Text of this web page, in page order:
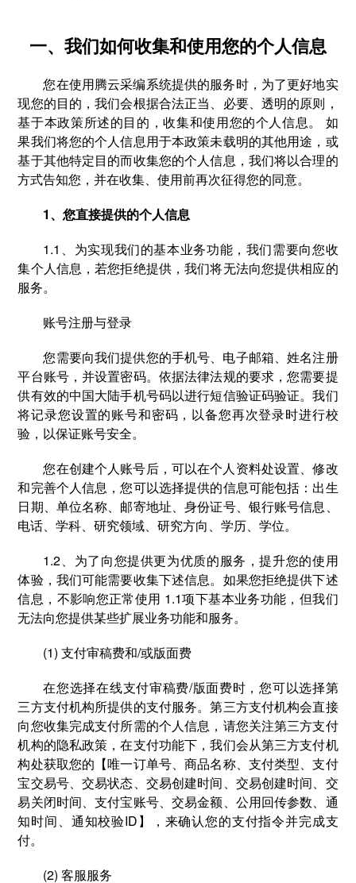
一、我们如何收集和使用您的个人信息
您在使用腾云采编系统提供的服务时，为了更好地实
现您的目的，我们会根据合法正当、必要、透明的原则，
基于本政策所述的目的，收集和使用您的个人信息。 如
果我们将您的个人信息用于本政策未载明的其他用途，或
基于其他特定目的而收集您的个人信息，我们将以合理的
方式告知您，并在收集、使用前再次征得您的同意。
1、您直接提供的个人信息
1.1、为实现我们的基本业务功能，我们需要向您收
集个人信息，若您拒绝提供，我们将无法向您提供相应的
服务。
账号注册与登录
您需要向我们提供您的手机号、电子邮箱、姓名注册
平台账号，并设置密码。依据法律法规的要求，您需要提
供有效的中国大陆手机号码以进行短信验证码验证。我们
将记录您设置的账号和密码，以备您再次登录时进行校
验，以保证账号安全。
您在创建个人账号后，可以在个人资料处设置、修改
和完善个人信息，您可以选择提供的信息可能包括：出生
日期、单位名称、邮寄地址、身份证号、银行账号信息、
电话、学科、研究领域、研究方向、学历、学位。
1.2、为了向您提供更为优质的服务，提升您的使用
体验，我们可能需要收集下述信息。如果您拒绝提供下述
信息，不影响您正常使用 1.1项下基本业务功能，但我们
无法向您提供某些扩展业务功能和服务。
(1) 支付审稿费和/或版面费
在您选择在线⽀付审稿费/版面费时，您可以选择第
三方支付机构所提供的⽀付服务。第三方支付机构会直接
向您收集完成支付所需的个人信息，请您关注第三方支付
机构的隐私政策，在支付功能下，我们会从第三方支付机
构处获取您的【唯一订单号、商品名称、支付类型、支付
宝交易号、交易状态、交易创建时间、交易创建时间、交
易关闭时间、支付宝账号、交易金额、公用回传参数、通
知时间、通知校验ID】，来确认您的支付指令并完成支
付。
(2) 客服服务